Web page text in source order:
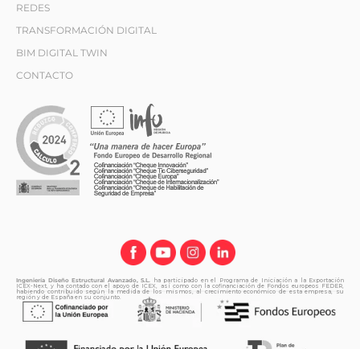
REDES
TRANSFORMACIÓN DIGITAL
BIM DIGITAL TWIN
CONTACTO
Ingeniería Diseño Estructural Avanzado, S.L. ha participado en el Programa de Iniciación a la Exportación
ICEX-Next, y ha contado con el apoyo de ICEX, así como con la cofinanciación de Fondos europeos FEDER,
habiendo contribuido según la medida de los mismos, al crecimiento económico de esta empresa, su
región y de España en su conjunto.